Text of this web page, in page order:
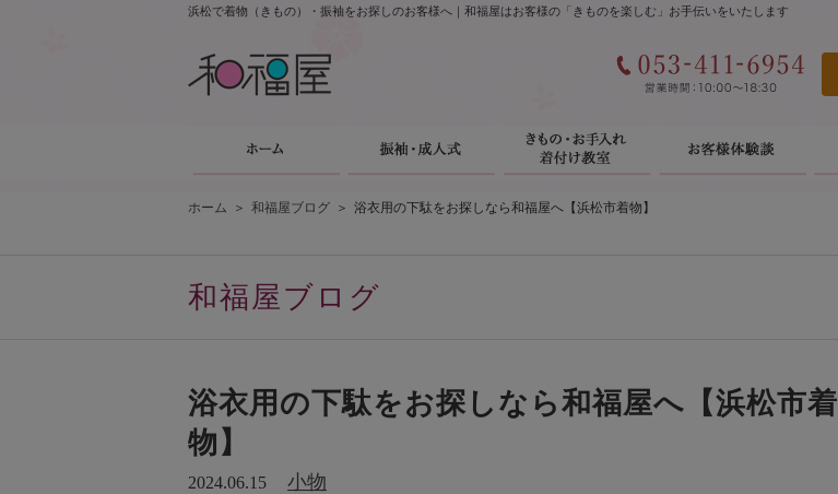
浜松で着物（きもの）・振袖をお探しのお客様へ｜和福屋はお客様の「きものを楽しむ」お手伝いをいたします
ホーム ＞ 和福屋ブログ ＞ 浴衣用の下駄をお探しなら和福屋へ【浜松市着物】
和福屋ブログ
浴衣用の下駄をお探しなら和福屋へ【浜松市着
物】
2024.06.15 小物